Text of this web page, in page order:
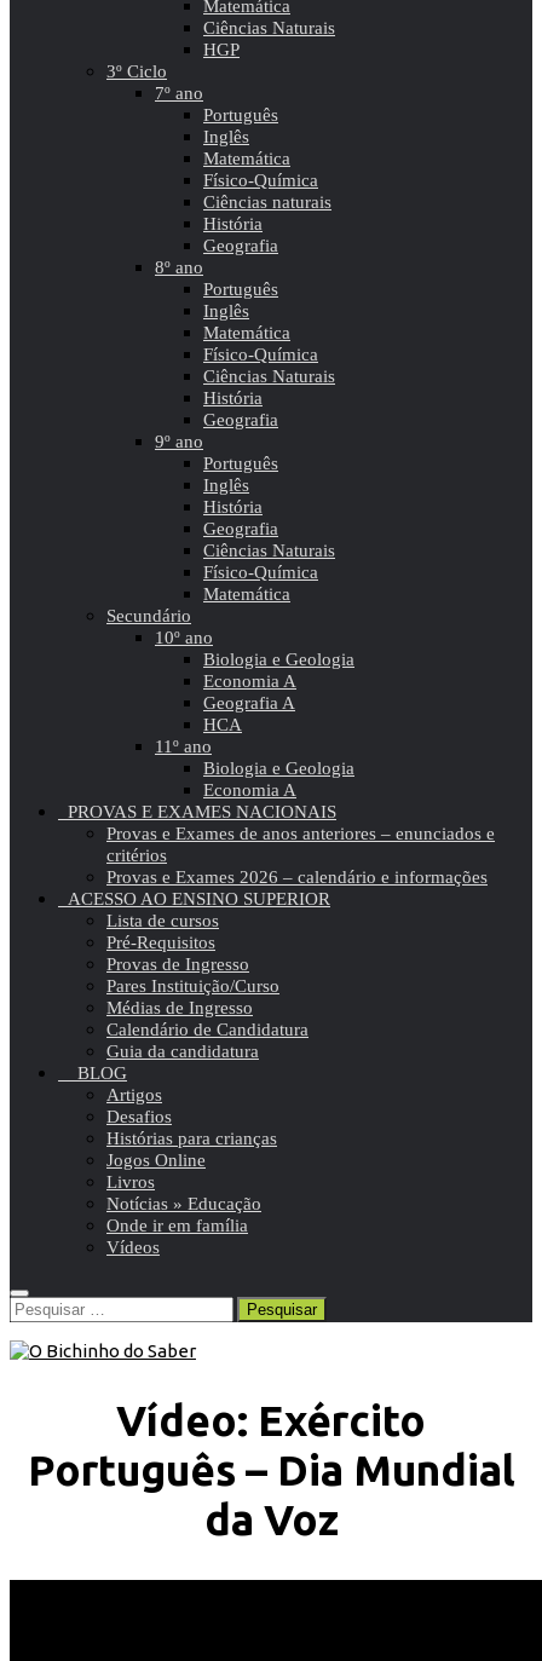
Matemática
Ciências Naturais
HGP
3º Ciclo
7º ano
Português
Inglês
Matemática
Físico-Química
Ciências naturais
História
Geografia
8º ano
Português
Inglês
Matemática
Físico-Química
Ciências Naturais
História
Geografia
9º ano
Português
Inglês
História
Geografia
Ciências Naturais
Físico-Química
Matemática
Secundário
10º ano
Biologia e Geologia
Economia A
Geografia A
HCA
11º ano
Biologia e Geologia
Economia A
PROVAS E EXAMES NACIONAIS
Provas e Exames de anos anteriores – enunciados e
critérios
Provas e Exames 2026 – calendário e informações
ACESSO AO ENSINO SUPERIOR
Lista de cursos
Pré-Requisitos
Provas de Ingresso
Pares Instituição/Curso
Médias de Ingresso
Calendário de Candidatura
Guia da candidatura
BLOG
Artigos
Desafios
Histórias para crianças
Jogos Online
Livros
Notícias » Educação
Onde ir em família
Vídeos
Pesquisar
por:
Vídeo: Exército
Português – Dia Mundial
da Voz